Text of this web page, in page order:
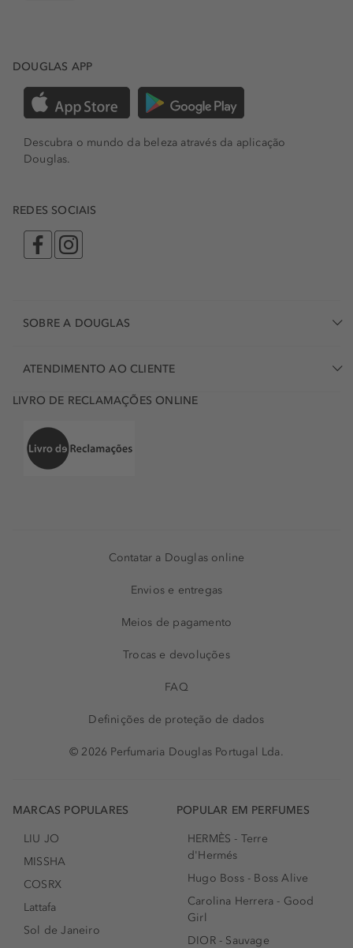
DOUGLAS APP
Descubra o mundo da beleza através da aplicação
Douglas.
REDES SOCIAIS
SOBRE A DOUGLAS
ATENDIMENTO AO CLIENTE
LIVRO DE RECLAMAÇÕES ONLINE
Contatar a Douglas online
Envios e entregas
Meios de pagamento
Trocas e devoluções
FAQ
Definições de proteção de dados
© 2026 Perfumaria Douglas Portugal Lda.
MARCAS POPULARES
LIU JO
MISSHA
COSRX
Lattafa
Sol de Janeiro
POPULAR EM PERFUMES
HERMÈS - Terre
d'Hermés
Hugo Boss - Boss Alive
Carolina Herrera - Good
Girl
DIOR - Sauvage